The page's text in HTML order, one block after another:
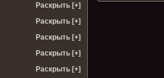
Раскрыть [+]
Раскрыть [+]
Раскрыть [+]
Раскрыть [+]
Раскрыть [+]